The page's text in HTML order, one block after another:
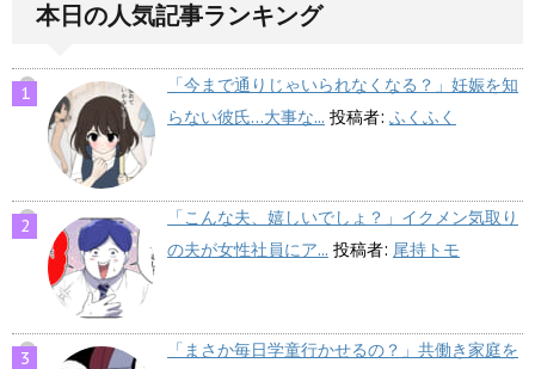
本日の人気記事ランキング
「今まで通りじゃいられなくなる？」妊娠を知
らない彼氏…大事な... 投稿者: ふくふく
「こんな夫、嬉しいでしょ？」イクメン気取り
の夫が女性社員にア... 投稿者: 尾持トモ
「まさか毎日学童行かせるの？」共働き家庭を